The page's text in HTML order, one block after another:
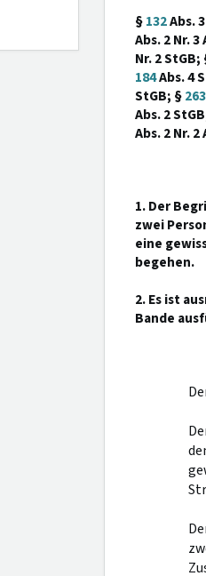
§132Abs.
Abs. 2 Nr. 3
Nr. 2 StGB;
184Abs. 4
StGB; §263
Abs. 2
Abs. 2 Nr. 2
1. Der
zwei
eine
begehen.
2. Es ist
Bande